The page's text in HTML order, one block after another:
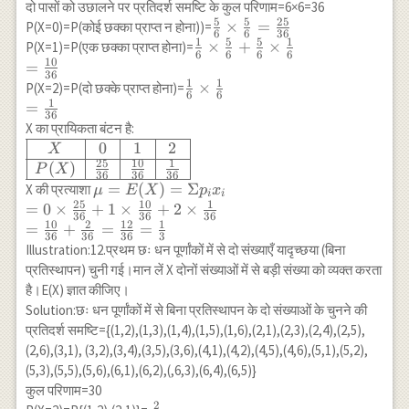
{8}+\frac{3}
{8}=\frac{12}
{8}=\frac{3}{2} \\
\Rightarrow \text { माध्य
} (\mu)=\frac{3}
{2}=1.5
\frac{1}
{6}
=\frac{5}
{6}
दो पासों को उछालने पर प्रतिदर्श समष्टि के कुल परिणाम=6×6=36
P(X=0)=P(कोई छक्का प्राप्त न होना))=\frac{5}{6}
\times
\frac{5}
{6}=\frac{25}
{36}
6
5 × 6
5 = 36
25
P(X=1)=P(एक छक्का प्राप्त होना)=\frac{1}{6}
\frac{5}
{6}+\frac{5}
{36}
6
1 × 6
5 + 6
5 × 6
1
= 36
10
P(X=2)=P(दो छक्के प्राप्त होना)=\frac{1}{6}
\\=\frac{1}
{36}
6
1 × 6
1
= 36
1
X का प्रायिकता बंटन है:
\begin{array}
{|c|c|c|c|}
\hline X & 0
& 1 & 2 \\
\hline P(X) &
\frac{25}{36}
& \frac{10}
{36} &
\frac{1}{36}
\\ \hline
\end{array}
X
P (X )
0
36
25
1
36
10
2
36
1
X की प्रत्याशा\mu=E(X)=\Sigma
p_i x_i \\ =0
\times \frac{25}
{36}+1 \times
\frac{10}{36}+2
\times \frac{1}{36}
\\ =\frac{10}
{36}+\frac{2}
{36}=\frac{12}
{36}=\frac{1}{3}
μ = E(X ) = Σpixi
= 0 × 36
25 + 1 × 36
10 + 2 × 36
1
= 36
10 + 36
2 = 36
12 = 3
1
Illustration:12.प्रथम छः धन पूर्णांकों में से दो संख्याएँ यादृच्छया (बिना
प्रतिस्थापन) चुनी गई।मान लें X दोनों संख्याओं में से बड़ी संख्या को व्यक्त करता
है।E(X) ज्ञात कीजिए।
Solution:छः धन पूर्णांकों में से बिना प्रतिस्थापन के दो संख्याओं के चुनने की
प्रतिदर्श समष्टि={(1,2),(1,3),(1,4),(1,5),(1,6),(2,1),(2,3),(2,4),(2,5),
(2,6),(3,1), (3,2),(3,4),(3,5),(3,6),(4,1),(4,2),(4,5),(4,6),(5,1),(5,2),
(5,3),(5,5),(5,6),(6,1),(6,2),(,6,3),(6,4),(6,5)}
कुल परिणाम=30
2